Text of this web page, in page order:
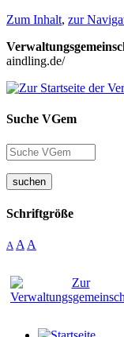
Zum Inhalt, zur
aindling.de/
Suche VGem
suchen
Schriftgröße
A A A